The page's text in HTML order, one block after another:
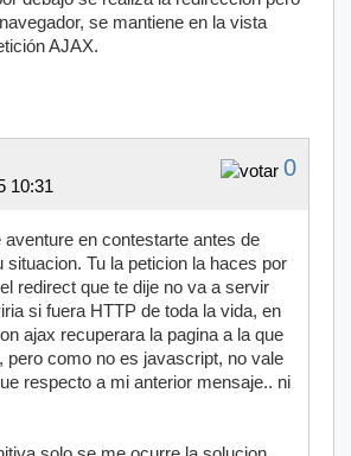
se mantiene en la vista
AJAX.
0
10:31
aventure en contestarte antes de
situacion. Tu la peticion la haces por
redirect que te dije no va a servir
si fuera HTTP de toda la vida, en
ajax recuperara la pagina a la que
pero como no es javascript, no vale
respecto a mi anterior mensaje.. ni